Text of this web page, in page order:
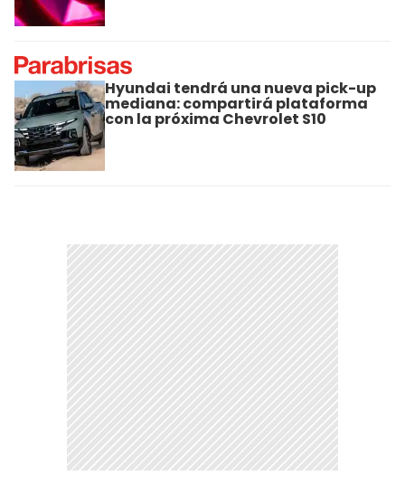
Hyundai tendrá una nueva pick-up
mediana: compartirá plataforma
con la próxima Chevrolet S10